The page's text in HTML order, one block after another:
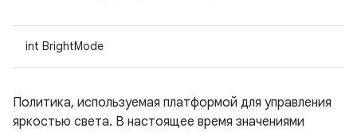
int BrightMode
Политика, используемая платформой для управления
яркостью света. В настоящее время значениями